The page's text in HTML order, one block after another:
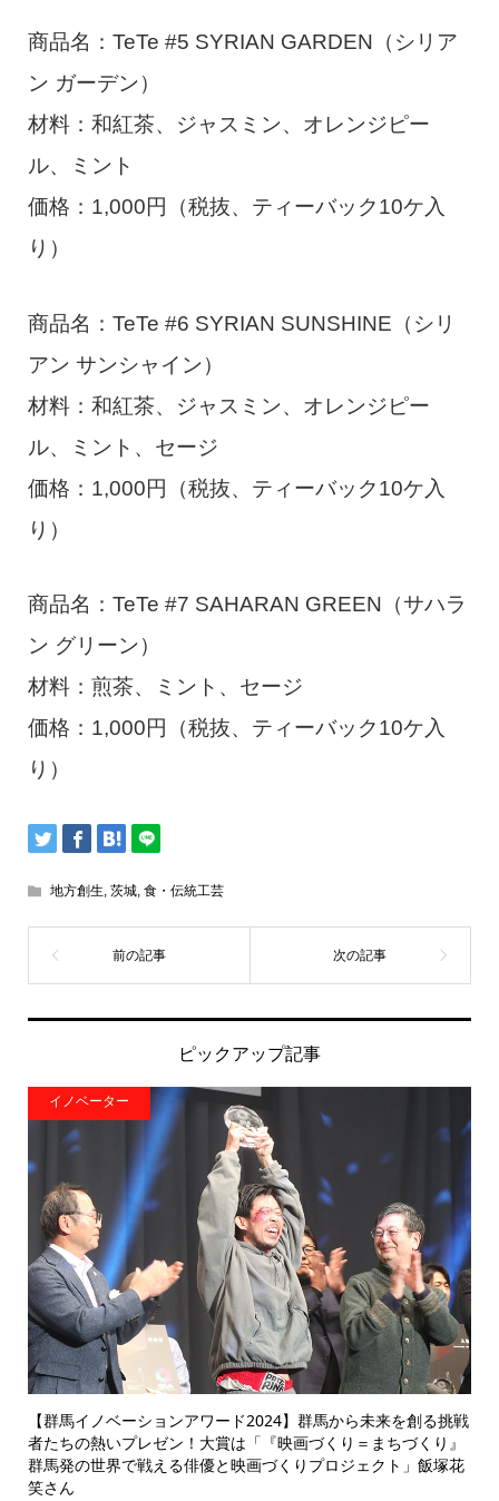
商品名：TeTe #5 SYRIAN GARDEN（シリア
ン ガーデン）
材料：和紅茶、ジャスミン、オレンジピー
ル、ミント
価格：1,000円（税抜、ティーバック10ケ入
り）
商品名：TeTe #6 SYRIAN SUNSHINE（シリ
アン サンシャイン）
材料：和紅茶、ジャスミン、オレンジピー
ル、ミント、セージ
価格：1,000円（税抜、ティーバック10ケ入
り）
商品名：TeTe #7 SAHARAN GREEN（サハラ
ン グリーン）
材料：煎茶、ミント、セージ
価格：1,000円（税抜、ティーバック10ケ入
り）
地方創生 茨城, 食・伝統工芸
ピックアップ記事
イノベーター
【群馬イノベーションアワード2024】群馬から未来を創る挑戦
者たちの熱いプレゼン！大賞は「『映画づくり＝まちづくり』
群馬発の世界で戦える俳優と映画づくりプロジェクト」飯塚花
笑さん